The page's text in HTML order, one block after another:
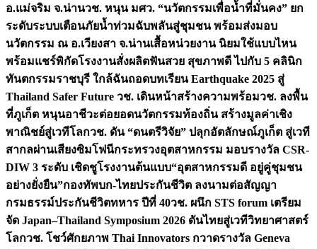
อ.แม่จริม จ.น่านวช. หนุน มศว. “นวัตกรรมเพื่อน้ำที่มั่นคง” ยก
ระดับระบบเตือนภัยน้ำท่วมฉับพลันสู่ชุมชน พร้อมส่งมอบ
นวัตกรรม ณ อ.เวียงสา จ.น่านเสื้อหน่วยงาน นิยมใช้แบบไหน
พร้อมแชร์พิกัดโรงงานสั่งผลิตฟันสวย สุขภาพดี ไปกับ 5 คลินิก
ทันตกรรมราชบุรี ใกล้ฉันถอดบทเรียน Earthquake 2025 สู่
Thailand Safer Future วช. เดินหน้าสร้างความพร้อมวช. ลงพื้น
ที่ภูเก็ต หนุนอาชีวะต่อยอดนวัตกรรมท้องถิ่น สร้างมูลค่าเชิง
พาณิชย์สู่เวทีโลกวช. ดัน “ดนตรีวิจัย” ปลุกอัตลักษณ์ภูเก็ต สู่เวที
สากลผ่านเสียงซิมโฟนีกระทรวงอุตสาหกรรม มอบรางวัล CSR-
DIW 3 ระดับ เชิดชูโรงงานต้นแบบ“อุตสาหกรรมดี อยู่คู่ชุมชน
อย่างยั่งยืน”กองทัพบก-ไทยประกันชีวิต ลงนามต่อสัญญา
กรมธรรม์ประกันชีวิตทหาร ปีที่ 40วช. ผนึก STS forum เตรียม
จัด Japan–Thailand Symposium 2026 ดันไทยสู่เวทีวิทยาศาสตร์
โลกวช. โชว์ศักยภาพ Thai Innovators กวาดรางวัล Geneva